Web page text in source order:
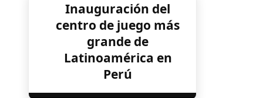
Inauguración del
centro de juego más
grande de
Latinoamérica en
Perú